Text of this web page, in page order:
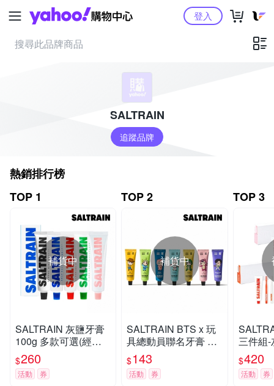
Yahoo購物中心登入
SALTRAIN
追蹤品牌
熱銷排行榜
TOP 1
補貨中
SALTRAIN 灰鹽牙膏
100g 多款可選(經典
薄荷/低氟淨護/積雪草
修護/清恬香檸/強效薄
荷)
$260
活動 券
TOP 2
補貨中
SALTRAIN BTS x 玩
具總動員聯名牙膏 70
g 任選-RM/Jin/SUGA/
j-hop/Jimin/V/Jung Ko
ok
$143
活動 券
TOP 3
三件組
X1+牙
(經典薄
積雪草
$420
活動 券